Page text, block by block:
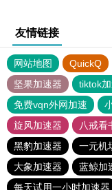
友情链接
网站地图 QuickQ
坚果加速器
tiktok
免费vqn外网加速
旋风加速器
八戒看
黑豹加速器
一元机
大象加速器
蓝鲸加
每天试用一小时加速器